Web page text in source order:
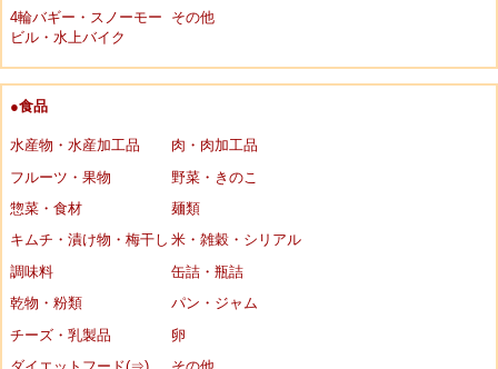
4輪バギー・スノーモー
ビル・水上バイク
その他
●食品
水産物・水産加工品
肉・肉加工品
フルーツ・果物
野菜・きのこ
惣菜・食材
麺類
キムチ・漬け物・梅干し 米・雑穀・シリアル
調味料
缶詰・瓶詰
乾物・粉類
パン・ジャム
チーズ・乳製品
卵